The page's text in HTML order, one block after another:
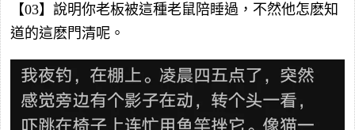
【03】說明你老板被這種老鼠陪睡過，不然他怎麽知
道的這麽門清呢。